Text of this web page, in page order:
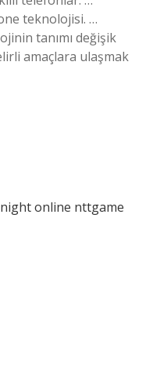
teknolojisi. …
tanımı değişik
amaçlara ulaşmak
online nttgame